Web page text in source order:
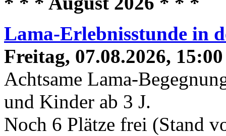
Lama-Erlebnisstunde in
Freitag, 07.08.2026,
Achtsame Lama-
und Kinder ab 3 J.
Noch 6 Plätze frei (Stand